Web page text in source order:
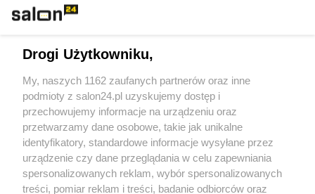
Sport
Społeczeństwo
Kultura
Drogi Użytkowniku,
My, naszych 1162 zaufanych partnerów oraz inne
podmioty z salon24.pl uzyskujemy dostęp i
przechowujemy informacje na urządzeniu oraz
przetwarzamy dane osobowe, takie jak unikalne
identyfikatory, standardowe informacje wysyłane przez
urządzenie czy dane przeglądania w celu zapewniania
spersonalizowanych reklam, wybór spersonalizowanych
treści, pomiar reklam i treści, badanie odbiorców oraz